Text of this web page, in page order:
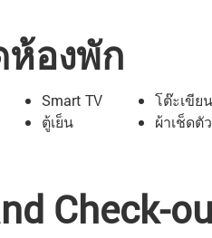
ห้องพัก
Smart TV
ตู้เย็น
โต๊ะเขีย
ผ้าเช็ดตัว
Check-